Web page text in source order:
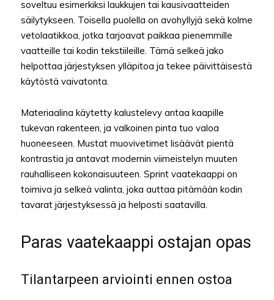
soveltuu esimerkiksi laukkujen tai kausivaatteiden
säilytykseen. Toisella puolella on avohyllyjä sekä kolme
vetolaatikkoa, jotka tarjoavat paikkaa pienemmille
vaatteille tai kodin tekstiileille. Tämä selkeä jako
helpottaa järjestyksen ylläpitoa ja tekee päivittäisestä
käytöstä vaivatonta.
Materiaalina käytetty kalustelevy antaa kaapille
tukevan rakenteen, ja valkoinen pinta tuo valoa
huoneeseen. Mustat muovivetimet lisäävät pientä
kontrastia ja antavat modernin viimeistelyn muuten
rauhalliseen kokonaisuuteen. Sprint vaatekaappi on
toimiva ja selkeä valinta, joka auttaa pitämään kodin
tavarat järjestyksessä ja helposti saatavilla.
Paras vaatekaappi ostajan opas
Tilantarpeen arviointi ennen ostoa